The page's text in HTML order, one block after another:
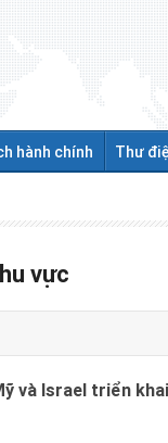
hành chính Thư
vực
và Israel triển